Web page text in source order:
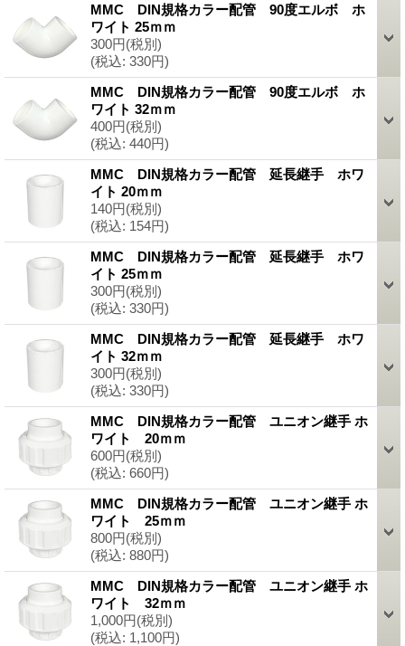
MMC DIN規格カラー配管 90度エルボ ホ
ワイト 25ｍｍ
300円(税別)
(税込: 330円)
MMC DIN規格カラー配管 90度エルボ ホ
ワイト 32ｍｍ
400円(税別)
(税込: 440円)
MMC DIN規格カラー配管 延長継手 ホワ
イト 20ｍｍ
140円(税別)
(税込: 154円)
MMC DIN規格カラー配管 延長継手 ホワ
イト 25ｍｍ
300円(税別)
(税込: 330円)
MMC DIN規格カラー配管 延長継手 ホワ
イト 32ｍｍ
300円(税別)
(税込: 330円)
MMC DIN規格カラー配管 ユニオン継手 ホ
ワイト 20ｍｍ
600円(税別)
(税込: 660円)
MMC DIN規格カラー配管 ユニオン継手 ホ
ワイト 25ｍｍ
800円(税別)
(税込: 880円)
MMC DIN規格カラー配管 ユニオン継手 ホ
ワイト 32ｍｍ
1,000円(税別)
(税込: 1,100円)